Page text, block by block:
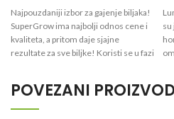
bila:
3.096,00 рсд.
1.998,00
Najpouzdaniji izbor za gajenje biljaka!
SuperGrow ima najbolji odnos cene i
kvaliteta, a pritom daje sjajne
rezultate za sve biljke! Koristi se u fazi
su
POVEZANI